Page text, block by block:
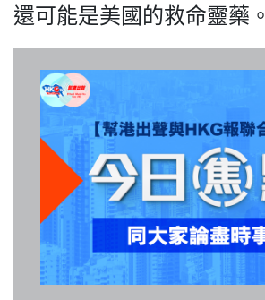
登記支持
聯絡我們
還可能是美國的救命靈藥。